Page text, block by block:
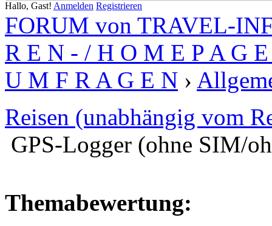
Hallo, Gast! Anmelden Registrieren
FORUM von TRAVEL-
R E N - / H O M E P A G
U M F R A G E N ›
Reisen (unabhängig vom
GPS-Logger (ohne SIM/
Themabewertung: